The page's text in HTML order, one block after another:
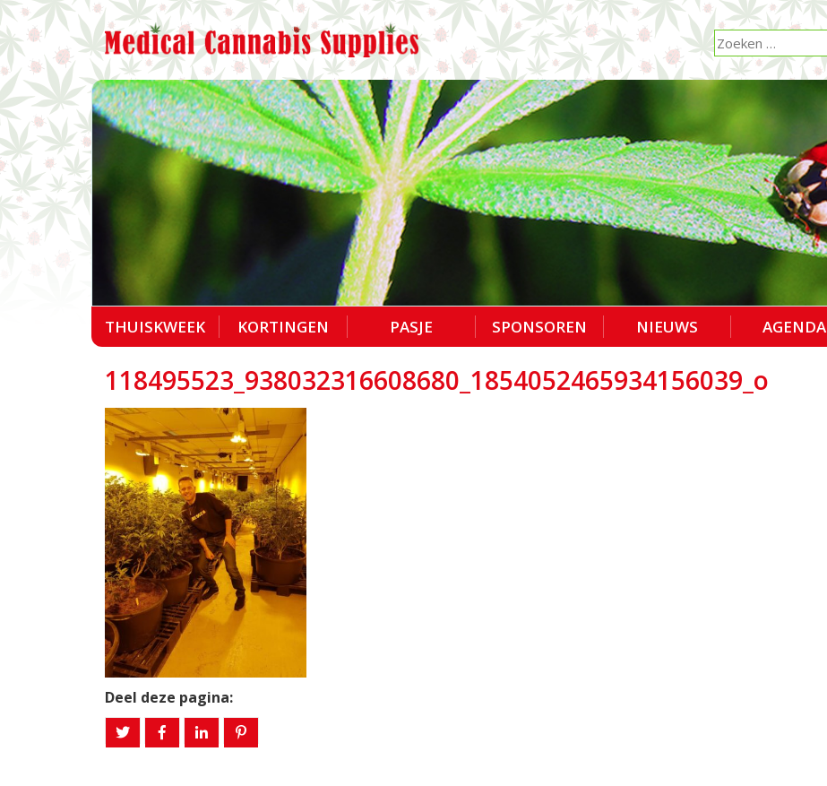
THUISKWEEK KORTINGEN PASJE SPONSOREN NIEUWS AGENDA
118495523_938032316608680_1854052465934156039_o
Deel deze pagina: